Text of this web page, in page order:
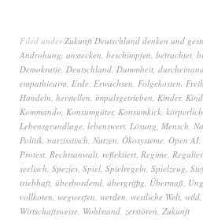
Filed underZukunft Deutschland denken und
Androhung, anstecken, beschimpfen, betrachtet,
Demokratie, Deutschland, Dummheit,
empathiearm, Erde, Erwachsen, Folgekosten,
Handeln, herstellen, impulsgetrieben, Kinder,
Kommando, Konsumgüter, Konsumkick, körperlich
Lebensgrundlage, lebenswert, Lösung, Mensch,
Politik, narzisstisch, Nutzen, Ökosysteme, Open AI,
Protest, Rechtsanwalt, reflektiert, Regime,
seelisch, Spezies, Spiel, Spielregeln, Spielzeug,
triebhaft, überbordend, übergriffig, Übermaß,
vollkoten, wegwerfen, werden, westliche Welt, wild,
Wirtschaftsweise, Wohlstand, zerstören, Zukunft